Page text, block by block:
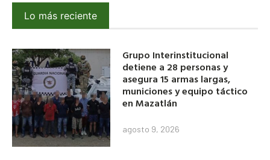
Lo más reciente
Grupo Interinstitucional
detiene a 28 personas y
asegura 15 armas largas,
municiones y equipo táctico
en Mazatlán
agosto 9, 2026